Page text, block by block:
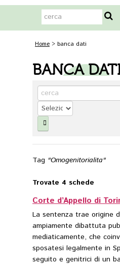
Home
Il Portale
Approfondimenti
Diritto e Diritti
Eventi
Home > banca dati
BANCA
Tag "Omogenitorialita"
Trovate 4 schede
La sentenza trae origine
ampiamente dibattuta
mediaticamente, che
sposatesi legalmente in
seguito e genitrici di un